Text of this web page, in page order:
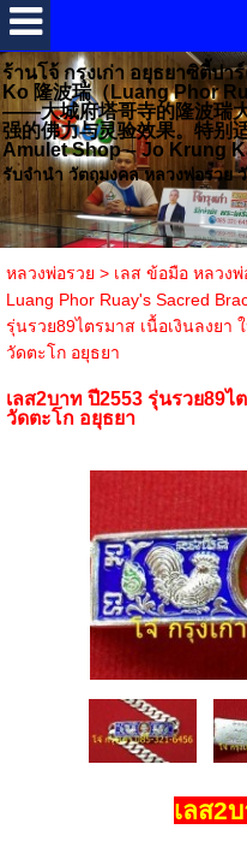
ร้านโจ้ กรุงเก่า อยุธยาซิตี้ปา
Ko 隆波瑞（Luang Phor
——大城府塔哥寺的隆波瑞
强的佛力与灵验效果。特别
Amulet Shop – Jo Krung
รับจำนำ วัตถุมงคล หลวงพ่อรวย
หลวงพ่อรวย > เลส ข้อมือ หลวงพ่
Luang Phor Ruay's Sacred
รุ่นรวย89ไตรมาส เนื้อเงินลงยา
วัดตะโก อยุธยา
เลส2บาท ปี2553 รุ่นรวย89ไ
วัดตะโก อยุธยา
เลส2